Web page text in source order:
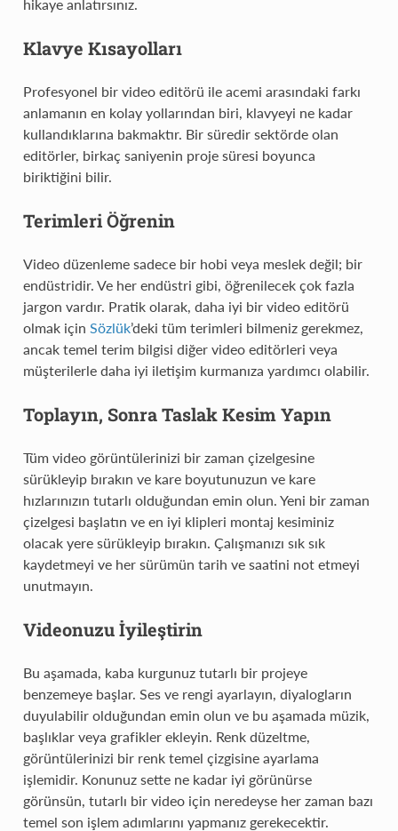
hikaye anlatırsınız.
Klavye Kısayolları
Profesyonel bir video editörü ile acemi arasındaki farkı
anlamanın en kolay yollarından biri, klavyeyi ne kadar
kullandıklarına bakmaktır. Bir süredir sektörde olan
editörler, birkaç saniyenin proje süresi boyunca
biriktiğini bilir.
Terimleri Öğrenin
Video düzenleme sadece bir hobi veya meslek değil; bir
endüstridir. Ve her endüstri gibi, öğrenilecek çok fazla
jargon vardır. Pratik olarak, daha iyi bir video editörü
olmak için Sözlük’deki tüm terimleri bilmeniz gerekmez,
ancak temel terim bilgisi diğer video editörleri veya
müşterilerle daha iyi iletişim kurmanıza yardımcı olabilir.
Toplayın, Sonra Taslak Kesim Yapın
Tüm video görüntülerinizi bir zaman çizelgesine
sürükleyip bırakın ve kare boyutunuzun ve kare
hızlarınızın tutarlı olduğundan emin olun. Yeni bir zaman
çizelgesi başlatın ve en iyi klipleri montaj kesiminiz
olacak yere sürükleyip bırakın. Çalışmanızı sık sık
kaydetmeyi ve her sürümün tarih ve saatini not etmeyi
unutmayın.
Videonuzu İyileştirin
Bu aşamada, kaba kurgunuz tutarlı bir projeye
benzemeye başlar. Ses ve rengi ayarlayın, diyalogların
duyulabilir olduğundan emin olun ve bu aşamada müzik,
başlıklar veya grafikler ekleyin. Renk düzeltme,
görüntülerinizi bir renk temel çizgisine ayarlama
işlemidir. Konunuz sette ne kadar iyi görünürse
görünsün, tutarlı bir video için neredeyse her zaman bazı
temel son işlem adımlarını yapmanız gerekecektir.